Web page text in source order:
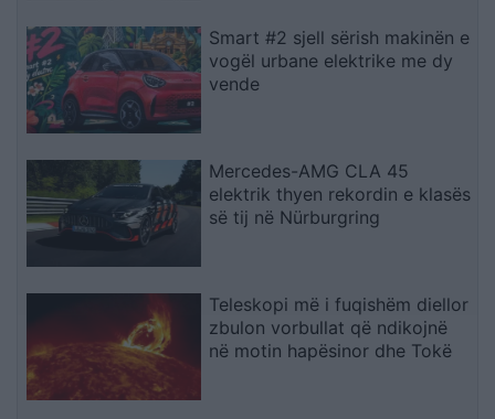
Smart #2 sjell sërish makinën e
vogël urbane elektrike me dy
vende
Mercedes-AMG CLA 45
elektrik thyen rekordin e klasës
së tij në Nürburgring
Teleskopi më i fuqishëm diellor
zbulon vorbullat që ndikojnë
në motin hapësinor dhe Tokë